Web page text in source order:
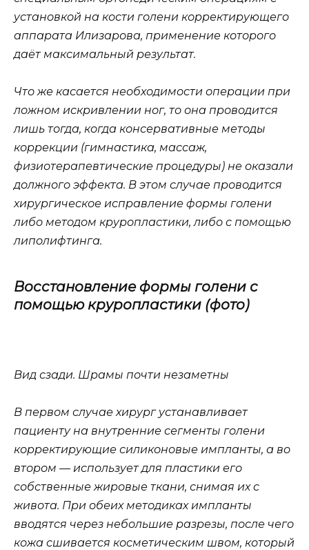
установкой на кости голени корректирующего
аппарата Илизарова, применение которого
даёт максимальный результат.
Что же касается необходимости операции при
ложном искривлении ног, то она проводится
лишь тогда, когда консервативные методы
коррекции (гимнастика, массаж,
физиотерапевтические процедуры) не оказали
должного эффекта. В этом случае проводится
хирургическое исправление формы голени
либо методом круропластики, либо с помощью
липолифтинга.
Восстановление формы голени с
помощью круропластики (фото)
Вид сзади. Шрамы почти незаметны
В первом случае хирург устанавливает
пациенту на внутренние сегменты голени
корректирующие силиконовые импланты, а во
втором — использует для пластики его
собственные жировые ткани, снимая их с
живота. При обеих методиках импланты
вводятся через небольшие разрезы, после чего
кожа сшивается косметическим швом, который